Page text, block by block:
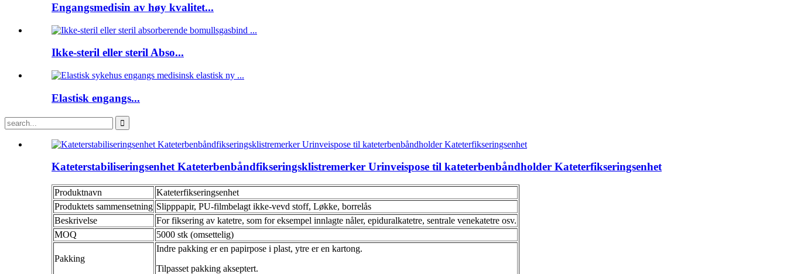
Engangsmedisin av høy kvalitet...
Ikke-steril eller steril Abso...
Elastisk engangs...
Kateterstabiliseringsenhet Kateterbenbåndfikseringsklistremerker Urinveispose til kateterbenbåndholder Kateterfikseringsenhet
Produktnavn
Kateterfikseringsenhet
Produktets sammensetning Slipppapir, PU-filmbelagt ikke-vevd stoff, Løkke, borrelås
Beskrivelse
For fiksering av katetre, som for eksempel innlagte nåler, epiduralkatetre, sentrale venekatetre osv.
MOQ
5000 stk (omsettelig)
Pakking
Indre pakking er en papirpose i plast, ytre er en kartong.
Tilpasset pakking akseptert.